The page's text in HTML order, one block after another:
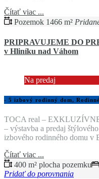
Čítať viac ...
Pozemok 1466 m²
PRIPRAVUJEME DO
v Hliníku nad Váhom
Na predaj
- 5 izbový rodinný dom,
TOCA real –
– výstavba a predaj
izbového rodinného domu
Čítať viac ...
400 m² plocha pozemku
Pridať do porovnania